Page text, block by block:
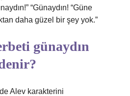
“Günaydın! “Güne
daha güzel bir şey yok.”
günaydın
Alev karakterini